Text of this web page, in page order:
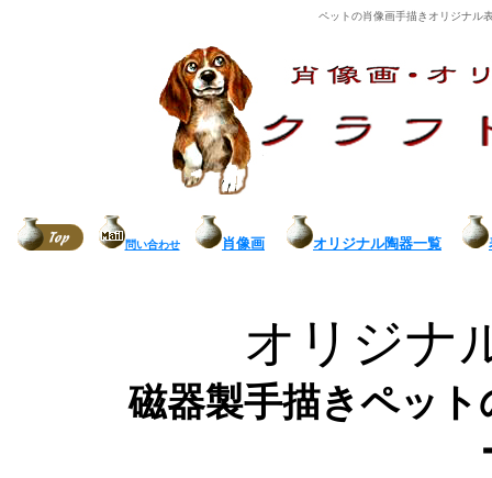
ペットの肖像画手描きオリジナル
問い合わせ 肖像画 オリジナル陶器一覧
オリジナ
磁器製手描きペッ